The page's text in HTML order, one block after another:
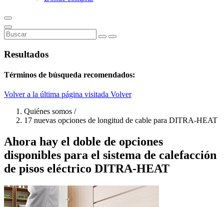
Resultados
Términos de búsqueda recomendados:
Volver a la última página visitada Volver
Quiénes somos /
17 nuevas opciones de longitud de cable para DITRA-HEAT
Ahora hay el doble de opciones
disponibles para el sistema de calefacción
de pisos eléctrico DITRA-HEAT